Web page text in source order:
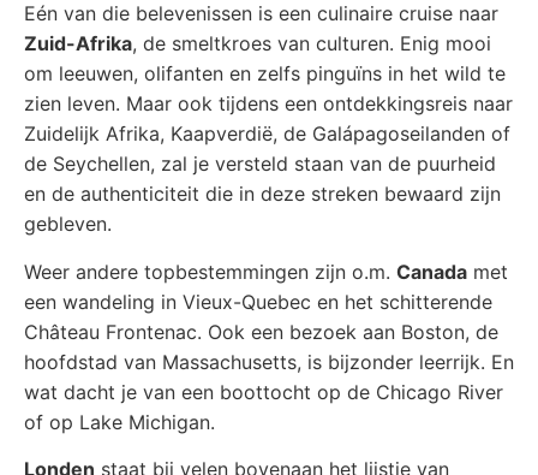
Eén van die belevenissen is een culinaire cruise naar
Zuid-Afrika, de smeltkroes van culturen. Enig mooi
om leeuwen, olifanten en zelfs pinguïns in het wild te
zien leven. Maar ook tijdens een ontdekkingsreis naar
Zuidelijk Afrika, Kaapverdië, de Galápagoseilanden of
de Seychellen, zal je versteld staan van de puurheid
en de authenticiteit die in deze streken bewaard zijn
gebleven.
Weer andere topbestemmingen zijn o.m. Canada met
een wandeling in Vieux-Quebec en het schitterende
Château Frontenac. Ook een bezoek aan Boston, de
hoofdstad van Massachusetts, is bijzonder leerrijk. En
wat dacht je van een boottocht op de Chicago River
of op Lake Michigan.
Londen staat bij velen bovenaan het lijstje van